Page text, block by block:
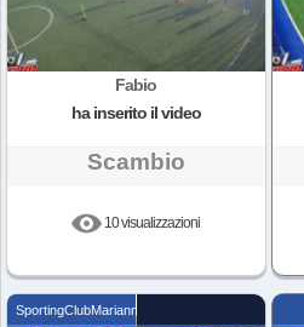
Fabio
ha inserito il video
Scambio
10 visualizzazioni
SportingClubMarianna